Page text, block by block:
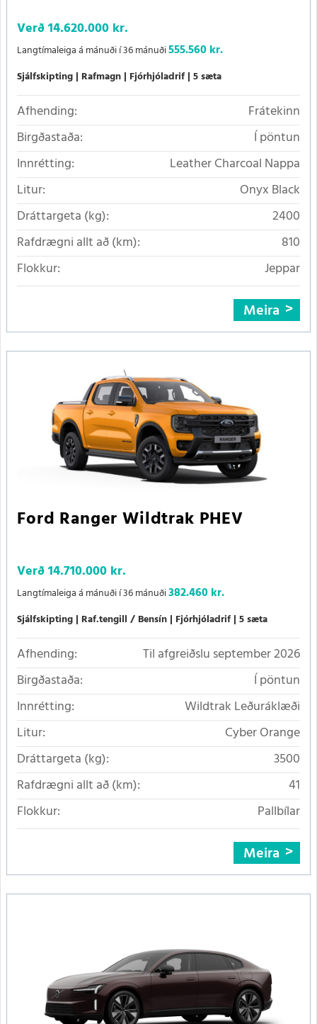
Verð14.620.000 kr.
Langtímaleiga á mánuði í 36 mánuði555.560 kr.
Sjálfskipting Rafmagn Fjórhjóladrif 5 sæta
Afhending:
Frátekinn
Birgðastaða:
Í pöntun
Innrétting:
Leather Charcoal Nappa
Litur:
Onyx Black
Dráttargeta (kg):
2400
Rafdrægni allt að (km):
810
Flokkur:
Jeppar
Meira
Ford Ranger Wildtrak PHEV
Verð14.710.000 kr.
Langtímaleiga á mánuði í 36 mánuði382.460 kr.
Sjálfskipting Raf.tengill / Bensín Fjórhjóladrif 5 sæta
Afhending:
Til afgreiðslu september 2026
Birgðastaða:
Í pöntun
Innrétting:
Wildtrak Leðuráklæði
Litur:
Cyber Orange
Dráttargeta (kg):
3500
Rafdrægni allt að (km):
41
Flokkur:
Pallbílar
Meira